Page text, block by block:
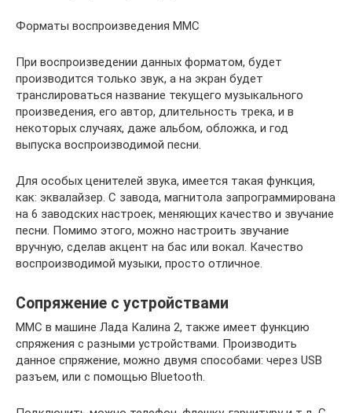
Форматы воспроизведения ММС
При воспроизведении данных форматом, будет
производится только звук, а на экран будет
транслироваться название текущего музыкального
произведения, его автор, длительность трека, и в
некоторых случаях, даже альбом, обложка, и год
выпуска воспроизводимой песни.
Для особых ценителей звука, имеется такая функция,
как: эквалайзер. С завода, магнитола запрограммирована
на 6 заводских настроек, меняющих качество и звучание
песни. Помимо этого, можно настроить звучание
вручную, сделав акцент на бас или вокал. Качество
воспроизводимой музыки, просто отличное.
Сопряжение с устройствами
ММС в машине Лада Калина 2, также имеет функцию
спряжения с разными устройствами. Производить
данное спряжение, можно двумя способами: через USB
разъем, или с помощью Bluetooth.